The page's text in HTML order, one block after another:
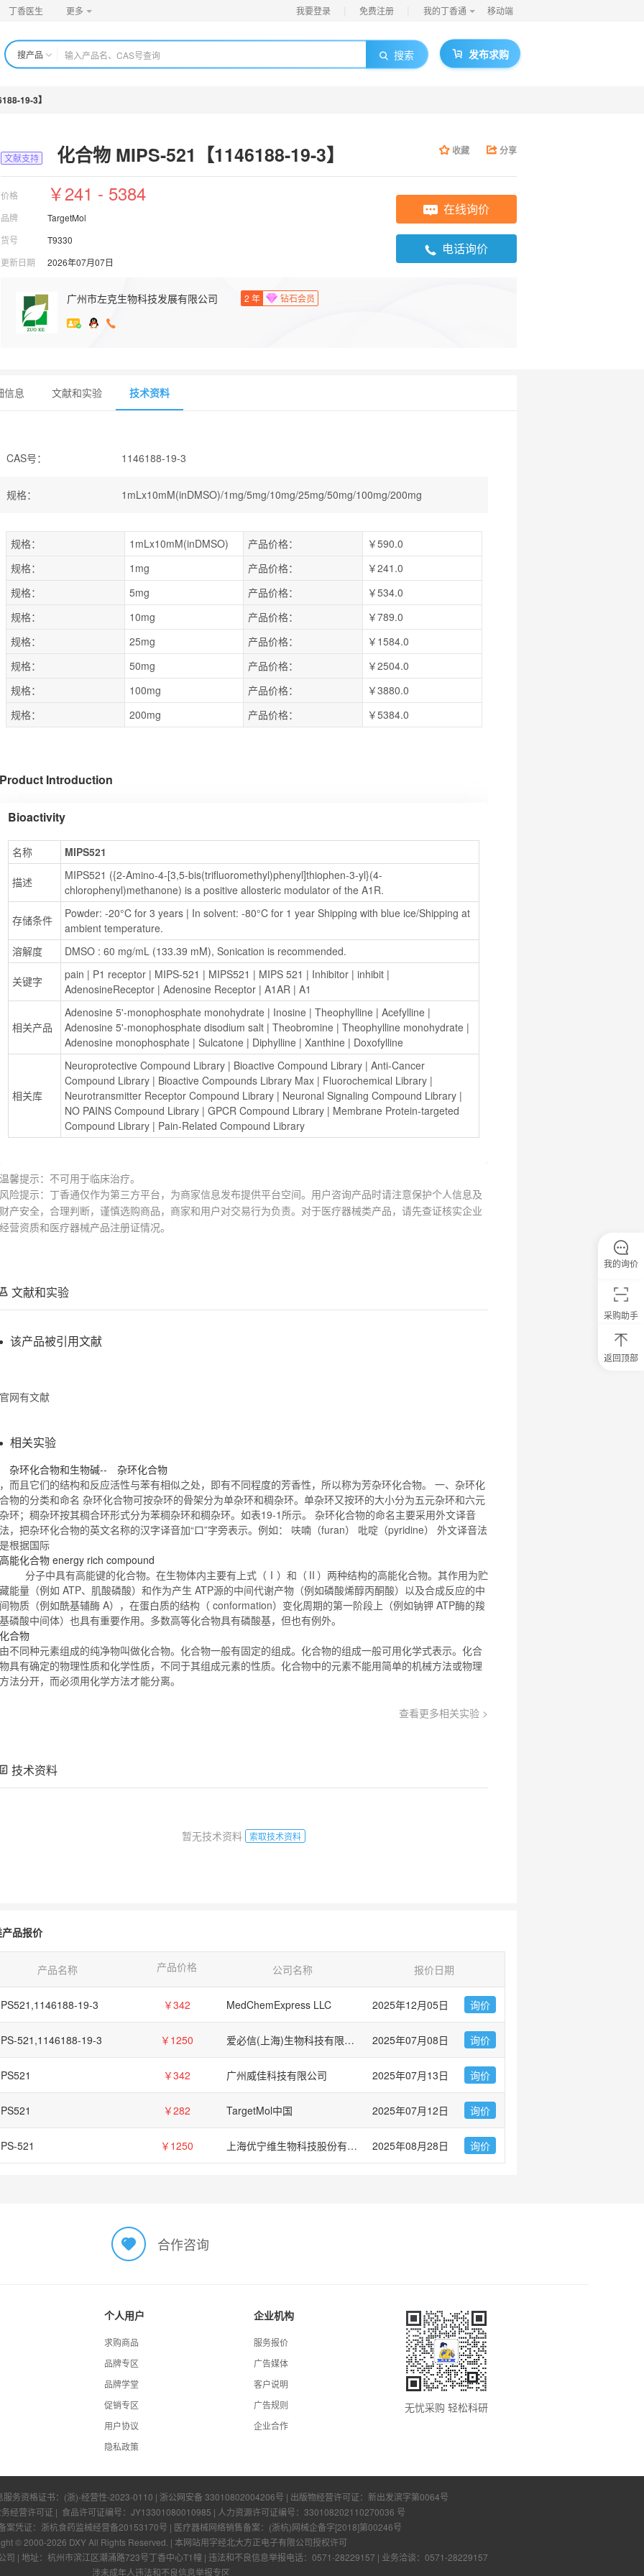
丁香医生 更多 我要登录 免费注册 我的丁香通 移动端
搜产品 搜索 发布求购
19-3】
文献支持 化合物 MIPS-521【1146188-19-3】 收藏 分享
价格 ￥241 - 5384
品牌
TargetMol
货号
T9330
更新日期
2026年07月07日
在线询价
电话询价
广州市左克生物科技发展有限公司 2 年 钻石会员
信息 文献和实验 技术资料
CAS号： 1146188-19-3
规格： 1mLx10mM(inDMSO)/1mg/5mg/10mg/25mg/50mg/100mg/200mg
规格： 1mLx10mM(inDMSO) 产品价格：
￥590.0
规格：
1mg 产品价格：
￥241.0
规格：
5mg 产品价格：
￥534.0
规格：
10mg 产品价格：
￥789.0
规格：
25mg 产品价格：
￥1584.0
规格：
50mg 产品价格：
￥2504.0
规格：
100mg 产品价格：
￥3880.0
规格：
200mg 产品价格： ￥5384.0
Product Introduction
Bioactivity
名称 MIPS521
描述
MIPS521 ({2-Amino-4-[3,5-bis(trifluoromethyl)phenyl]thiophen-3-yl}(4-
chlorophenyl)methanone) is a positive allosteric modulator of the A1R.
存储条件
Powder: -20°C for 3 years | In solvent: -80°C for 1 year Shipping with blue ice/Shipping at
ambient temperature.
溶解度
DMSO : 60 mg/mL (133.39 mM), Sonication is recommended.
关键字 pain | P1 receptor | MIPS-521 | MIPS521 | MIPS 521 | Inhibitor | inhibit
AdenosineReceptor | Adenosine Receptor | A1AR | A1
相关产品
Adenosine 5'-monophosphate monohydrate | Inosine | Theophylline | Acefylline
Adenosine 5'-monophosphate disodium salt | Theobromine | Theophylline monohydrate
Adenosine monophosphate | Sulcatone | Diphylline | Xanthine | Doxofylline
相关库
Neuroprotective Compound Library | Bioactive Compound Library | Anti-Cancer
Compound Library | Bioactive Compounds Library Max | Fluorochemical Library
Neurotransmitter Receptor Compound Library | Neuronal Signaling Compound Library
NO PAINS Compound Library | GPCR Compound Library | Membrane Protein-targeted
Compound Library | Pain-Related Compound Library
温馨提示：不可用于临床治疗。
风险提示：丁香通仅作为第三方平台，为商家信息发布提供平台空间。用户咨询产品时请注意保护个人信息及
财产安全，合理判断，谨慎选购商品，商家和用户对交易行为负责。对于医疗器械类产品，请先查证核实企业
经营资质和医疗器械产品注册证情况。
文献和实验
该产品被引用文献
官网有文献
相关实验
杂环化合物和生物碱-- 杂环化合物
，而且它们的结构和反应活性与苯有相似之处，即有不同程度的芳香性，所以称为芳杂环化合物。 一、杂环化
合物的分类和命名 杂环化合物可按杂环的骨架分为单杂环和稠杂环。单杂环又按环的大小分为五元杂环和六元
杂环；稠杂环按其稠合环形式分为苯稠杂环和稠杂环。如表19-1所示。 杂环化合物的命名主要采用外文译音
法，把杂环化合物的英文名称的汉字译音加“口”字旁表示。例如： 呋喃（furan） 吡啶（pyridine） 外文译音法
是根据国际
高能化合物 energy rich compound
分子中具有高能键的化合物。在生物体内主要有上式（Ⅰ）和（Ⅱ）两种结构的高能化合物。其作用为贮
藏能量（例如 ATP、肌酸磷酸）和作为产生 ATP源的中间代谢产物（例如磷酸烯醇丙酮酸）以及合成反应的中
间物质（例如酰基辅酶 A），在蛋白质的结构（ conformation）变化周期的第一阶段上（例如钠钾 ATP酶的羧
基磷酸中间体）也具有重要作用。多数高等化合物具有磷酸基，但也有例外。
化合物
由不同种元素组成的纯净物叫做化合物。 化合物一般有固定的组成。 化合物的组成一般可用化学式表示。 化合
物具有确定的物理性质和化学性质，不同于其组成元素的性质。 化合物中的元素不能用简单的机械方法或物理
方法分开，而必须用化学方法才能分离。
查看更多相关实验 >
技术资料
暂无技术资料 索取技术资料
品报价
产品名称 产品价格 公司名称 报价日期
19-3 ￥342 MedChemExpress LLC 2025年12月05日 询价
521,1146188-19-3 ￥1250 爱必信(上海)生物科技有限公司 2025年07月08日 询价
￥342 广州威佳科技有限公司 2025年07月13日 询价
￥282 TargetMol中国 2025年07月12日 询价
521 ￥1250 上海优宁维生物科技股份有限公司 2025年08月28日 询价
采购助手
返回顶部
我的询价
合作咨询
个人用户
求购商品
品牌专区
品牌学堂
促销专区
用户协议
隐私政策
企业机构
服务报价
广告媒体
客户说明
广告规则
企业合作
无忧采购 轻松科研
务资格证书： (浙)-经营性-2023-0110 | 浙公网安备 33010802004206号 | 出版物经营许可证： 新出发滨字第0064号
经营许可证 | 食品许可证编号： JY13301080010985 | 人力资源许可证编号： 330108202110270036 号
案凭证：浙杭食药监械经营备20153170号 | 医疗器械网络销售备案：(浙杭)网械企备字[2018]第00246号
© 2000-2026 DXY All Rights Reserved. | 本网站用字经北大方正电子有限公司授权许可
司 | 地址：杭州市滨江区潮涌路723号丁香中心T1幢 | 违法和不良信息举报电话：0571-28229157 | 业务洽谈：0571-28229157
涉未成年人违法和不良信息举报专区